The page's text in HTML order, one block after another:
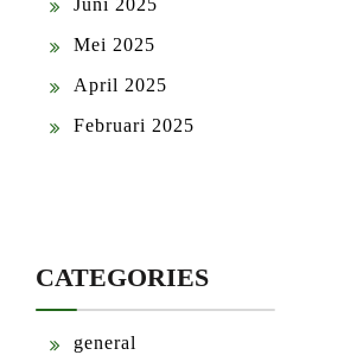
Mei 2025
April 2025
Februari 2025
CATEGORIES
general